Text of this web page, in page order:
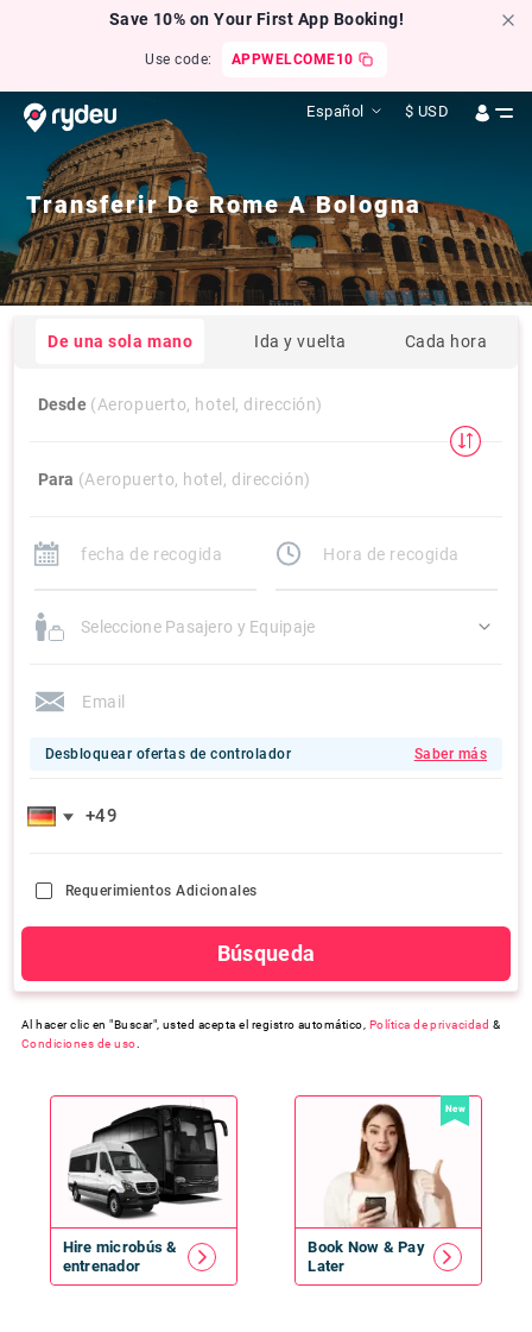
Save 10% on Your First App Booking!
Use code: APPWELCOME10
Español $ USD
Transferir De Rome A Bologna
De una sola mano Ida y vuelta Cada hora
Desde (Aeropuerto, hotel, dirección)
Para (Aeropuerto, hotel, dirección)
Seleccione Pasajero y Equipaje
Desbloquear ofertas de controlador Saber más
Requerimientos Adicionales
Búsqueda
Al hacer clic en "Buscar", usted acepta el registro automático, Política de privacidad &
Condiciones de uso
Hire microbús &
entrenador
New
Book Now & Pay
Later